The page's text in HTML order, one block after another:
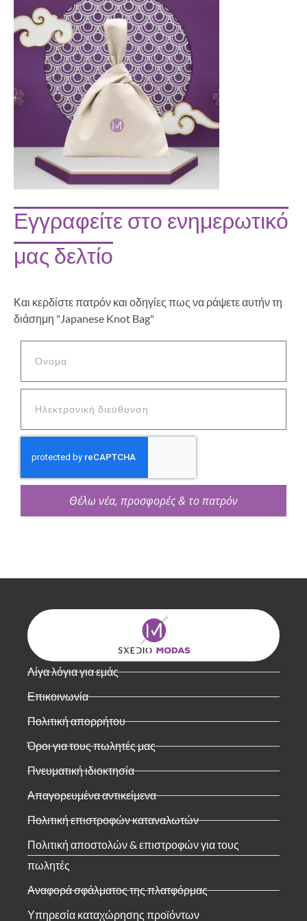
Εγγραφείτε στο ενημερωτικό
μας δελτίο
Και κερδίστε πατρόν και οδηγίες πως να ράψετε αυτήν τη
διάσημη "Japanese Knot Bag"
Θέλω νέα, προσφορές & το πατρόν
Λίγα λόγια για εμάς
Επικοινωνία
Πολιτική απορρήτου
Όροι για τους πωλητές μας
Πνευματική ιδιοκτησία
Απαγορευμένα αντικείμενα
Πολιτική επιστροφών καταναλωτών
Πολιτική αποστολών & επιστροφών για τους
πωλητές
Αναφορά σφάλματος της πλατφόρμας
Υπηρεσία καταχώρησης προϊόντων